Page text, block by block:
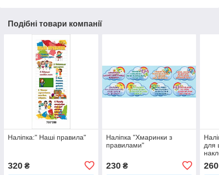
Подібні товари компанії
Наліпка:" Наші правила"
320 ₴
Наліпка "Хмаринки з
правилами"
230₴
для
260